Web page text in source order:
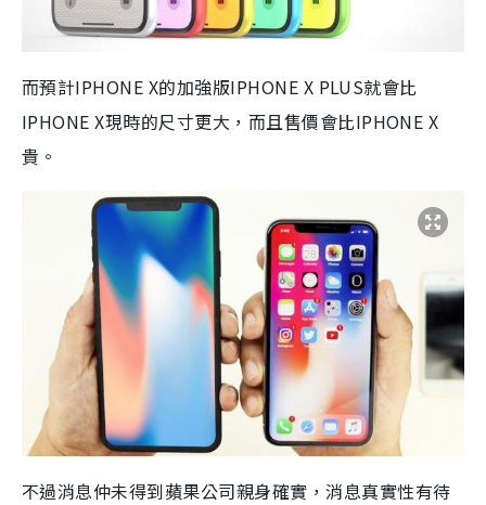
而預計IPHONE X的加強版IPHONE X PLUS就會比
IPHONE X現時的尺寸更大，而且售價會比IPHONE X
貴。
不過消息仲未得到蘋果公司親身確實，消息真實性有待